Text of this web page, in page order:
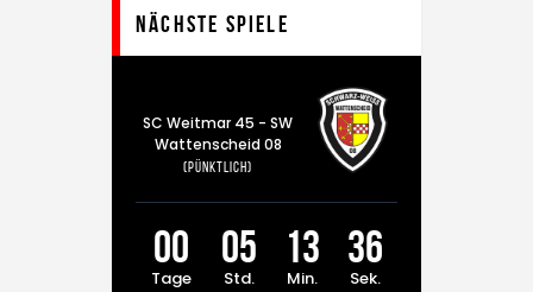
Nächste Spiele
SC Weitmar 45 - SW
Wattenscheid 08
(Pünktlich)
00
Tage
05
Std.
13
Min.
36
Sek.